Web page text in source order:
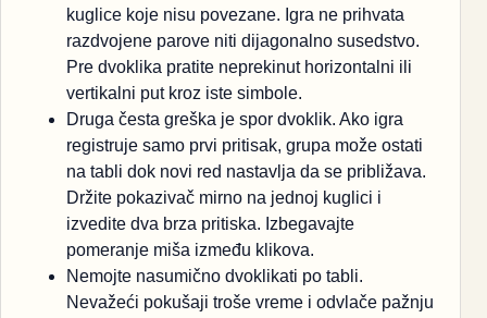
kuglice koje nisu povezane. Igra ne prihvata
razdvojene parove niti dijagonalno susedstvo.
Pre dvoklika pratite neprekinut horizontalni ili
vertikalni put kroz iste simbole.
Druga česta greška je spor dvoklik. Ako igra
registruje samo prvi pritisak, grupa može ostati
na tabli dok novi red nastavlja da se približava.
Držite pokazivač mirno na jednoj kuglici i
izvedite dva brza pritiska. Izbegavajte
pomeranje miša između klikova.
Nemojte nasumično dvoklikati po tabli.
Nevažeći pokušaji troše vreme i odvlače pažnju